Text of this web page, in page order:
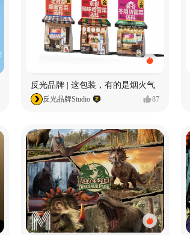
反光品牌 | 这包装，有的是烟火气
反光品牌Studio 87